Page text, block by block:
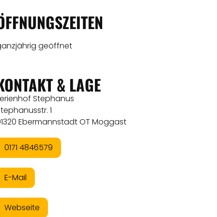
geöffnet
& LAGE
Stephanus
1
Ebermannstadt OT Moggast
0171 4846579
E-Mail
Webseite